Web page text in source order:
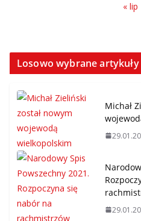
« lip
Losowo wybrane artykuły
Michał